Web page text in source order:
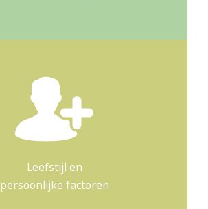
Leefstijl en
persoonlijke factoren